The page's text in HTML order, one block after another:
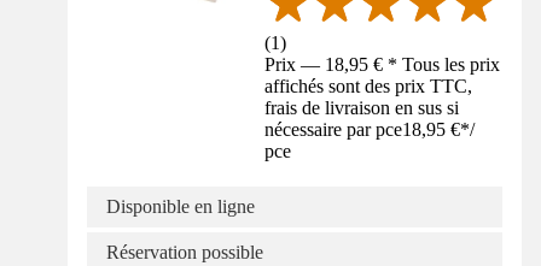
(1)
Prix — 18,95 € * Tous les prix
affichés sont des prix TTC,
frais de livraison en sus si
nécessaire par pce18,95 €*/
pce
Disponible en ligne
Réservation possible